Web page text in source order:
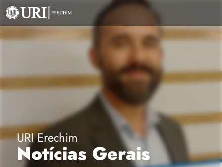
URI Erechim
Notícias Gerais